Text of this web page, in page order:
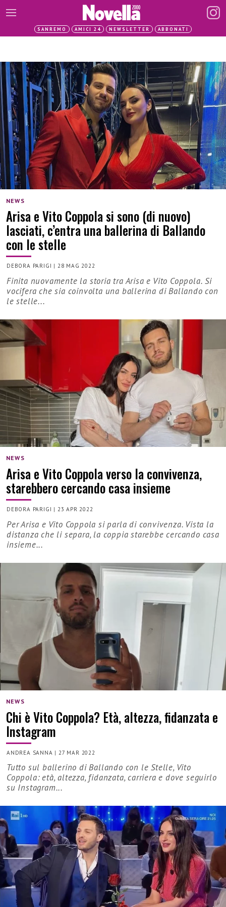
SANREMO AMICI 24 NEWSLETTER ABBONATI
NEWS
Arisa e Vito Coppola si sono (di nuovo)
lasciati, c’entra una ballerina di Ballando
con le stelle
DEBORA PARIGI | 28 MAG 2022
Finita nuovamente la storia tra Arisa e Vito Coppola. Si
vocifera che sia coinvolta una ballerina di Ballando con
le stelle...
NEWS
Arisa e Vito Coppola verso la convivenza,
starebbero cercando casa insieme
DEBORA PARIGI | 23 APR 2022
Per Arisa e Vito Coppola si parla di convivenza. Vista la
distanza che li separa, la coppia starebbe cercando casa
insieme...
NEWS
Chi è Vito Coppola? Età, altezza, fidanzata e
Instagram
ANDREA SANNA | 27 MAR 2022
Tutto sul ballerino di Ballando con le Stelle, Vito
Coppola: età, altezza, fidanzata, carriera e dove seguirlo
su Instagram...